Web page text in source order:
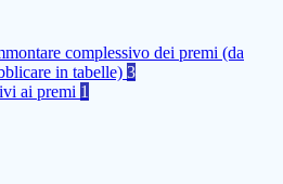
complessivo dei premi (da
in tabelle) 3
ai premi 1